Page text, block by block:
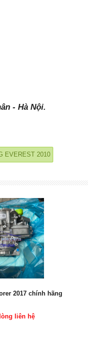
- Hà Nội.
EVEREST 2010
cơ Explorer chính
liên hệ